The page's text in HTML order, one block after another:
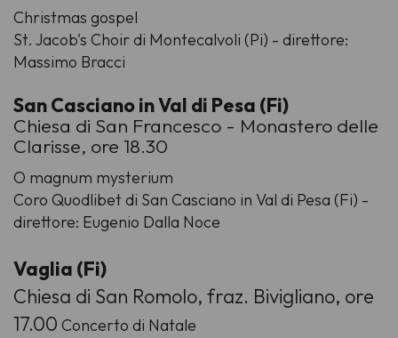
Christmas gospel
St. Jacob's Choir di Montecalvoli (Pi) - direttore:
Massimo Bracci
San Casciano in Val di Pesa (Fi)
Chiesa di San Francesco - Monastero delle
Clarisse, ore 18.30
O magnum mysterium
Coro Quodlibet di San Casciano in Val di Pesa (Fi) -
direttore: Eugenio Dalla Noce
Vaglia (Fi)
Chiesa di San Romolo, fraz. Bivigliano, ore
17.00 Concerto di Natale